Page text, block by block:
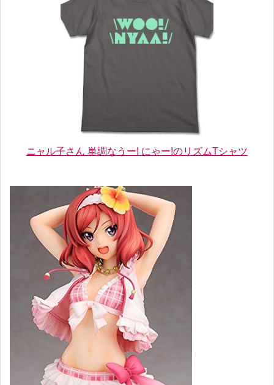
ニャル子さん 単調なうー! にゃー!のリズムTシャツ